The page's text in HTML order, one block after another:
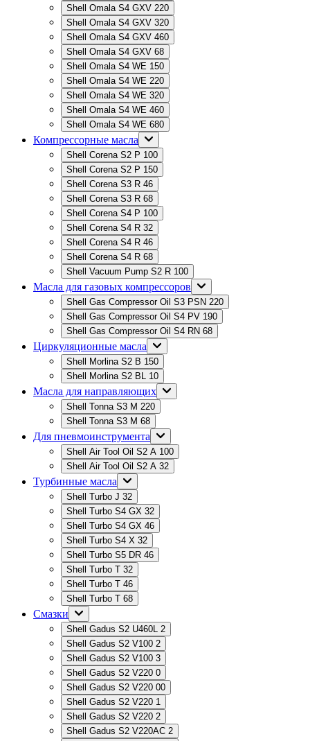
Shell Omala S4 GXV 220
Shell Omala S4 GXV 320
Shell Omala S4 GXV 460
Shell Omala S4 GXV 68
Shell Omala S4 WE 150
Shell Omala S4 WE 220
Shell Omala S4 WE 320
Shell Omala S4 WE 460
Shell Omala S4 WE 680
Компрессорные масла
Shell Corena S2 P 100
Shell Corena S2 P 150
Shell Corena S3 R 46
Shell Corena S3 R 68
Shell Corena S4 P 100
Shell Corena S4 R 32
Shell Corena S4 R 46
Shell Corena S4 R 68
Shell Vacuum Pump S2 R 100
Масла для газовых компрессоров
Shell Gas Compressor Oil S3 PSN 220
Shell Gas Compressor Oil S4 PV 190
Shell Gas Compressor Oil S4 RN 68
Циркуляционные масла
Shell Morlina S2 B 150
Shell Morlina S2 BL 10
Масла для направляющих
Shell Tonna S3 M 220
Shell Tonna S3 M 68
Для пневмоинструмента
Shell Air Tool Oil S2 A 100
Shell Air Tool Oil S2 A 32
Турбинные масла
Shell Turbo J 32
Shell Turbo S4 GX 32
Shell Turbo S4 GX 46
Shell Turbo S4 X 32
Shell Turbo S5 DR 46
Shell Turbo T 32
Shell Turbo T 46
Shell Turbo T 68
Смазки
Shell Gadus S2 U460L 2
Shell Gadus S2 V100 2
Shell Gadus S2 V100 3
Shell Gadus S2 V220 0
Shell Gadus S2 V220 00
Shell Gadus S2 V220 1
Shell Gadus S2 V220 2
Shell Gadus S2 V220AC 2